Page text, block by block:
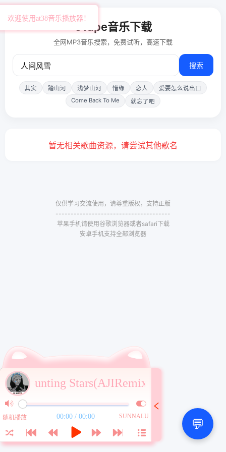
51ape音乐下载
全网MP3音乐搜索，免费试听，高速下载
搜索
其实 踏山河 浅梦山河 惜缘 恋人
爱要怎么说出口
Come Back To Me
就忘了吧
暂无相关歌曲资源，请尝试其他歌名
仅供学习交流使用，请尊重版权，支持正版
--------------------------------------
苹果手机请使用谷歌浏览器或者safari下载
安卓手机支持全部浏览器
💬
Counting Stars(AJIRemix)
00:00 / 00:00 SUNNALU
随机播放
欢迎使用at38音乐播放器！